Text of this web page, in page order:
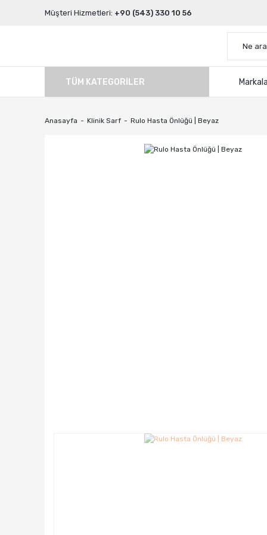
Müşteri Hizmetleri: +90 (543) 330 10 56
TÜM KATEGORILER
Anasayfa Klinik Sarf Rulo Hasta Önlüğü | Beyaz